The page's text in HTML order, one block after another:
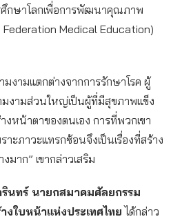
กษาโลกเพื่อการพัฒนาคุณภาพ
Federation Medical Education)
มงามแตกต่างจากการรักษาโรค ผู้
งามส่วนใหญ่เป็นผู้ที่มีสุขภาพแข็ง
งหน้าตาของตนเอง การที่พวกเขา
าะภาวะแทรกซ้อนจึงเป็นเรื่องที่สร้าง
าก” เขากล่าวเสริม
นทร์ นายกสมาคมศัลยกรรม
งใบหน้าแห่งประเทศไทย ได้กล่าว